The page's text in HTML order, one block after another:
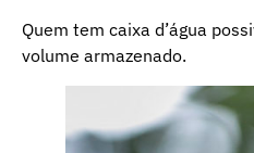
Quem tem caixa d’água
volume armazenado.